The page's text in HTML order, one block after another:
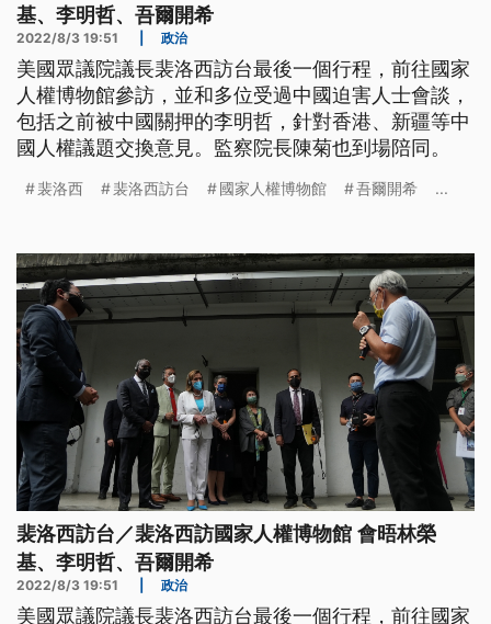
基、李明哲、吾爾開希
2022/8/3 19:51 政治
美國眾議院議長裴洛西訪台最後一個行程，前往國家
人權博物館參訪，並和多位受過中國迫害人士會談，
包括之前被中國關押的李明哲，針對香港、新疆等中
國人權議題交換意見。監察院長陳菊也到場陪同。
裴洛西 裴洛西訪台 國家人權博物館 吾爾開希 ...
裴洛西訪台／裴洛西訪國家人權博物館 會晤林榮
基、李明哲、吾爾開希
2022/8/3 19:51 政治
美國眾議院議長裴洛西訪台最後一個行程，前往國家